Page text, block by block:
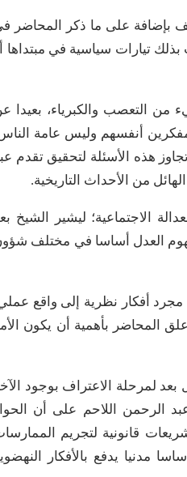
بإضافة على ما ذكر المحاضر
تيارات سياسية في مبتداها
التعصب والكبرياء، بعيدا
أنفسهم وليس عامة
هذه الأسئلة لتحقيق تقدم
من الأحداث التاريخية.
الاجتماعية؛ ليشير الشيخ
العدل أساسا في مختلف
أفكار نظرية إلى واقع
المحاضر بأهمية أن يكون
لمرحلة الاعتراف بوجود
الرحمن اللاحم على أن
قانونية لتجريم
مدنيا يدفع بالأفكار